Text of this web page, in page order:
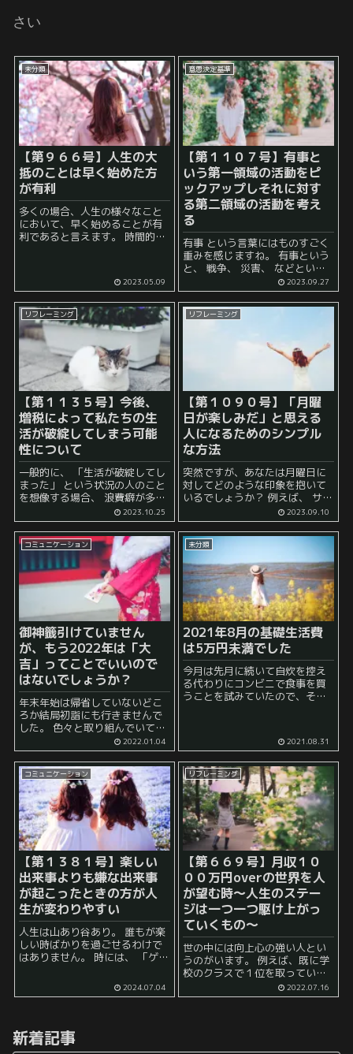
さい
未分類
【第９６６号】人生の大
抵のことは早く始めた方
が有利
多くの場合、人生の様々なこと
において、早く始めることが有
利であると言えます。 時間的な
に対する余裕が生まれ、深く考
えたり、計画を練り直すことが
できます...
2023.05.09
意思決定基準
【第１１０７号】有事と
いう第一領域の活動をピ
ックアップしそれに対す
る第二領域の活動を考え
る
有事 という言葉にはものすごく
重みを感じますね。 有事という
と、 戦争、 災害、 などといっ
が 重要 かつ 緊急 な物事である
ことが多いです。 ...
2023.09.27
リフレーミング
【第１１３５号】今後、
増税によって私たちの生
活が破綻してしまう可能
性について
一般的に、 「生活が破綻してし
まった」 という状況の人のこと
を想像する場合、 浪費癖が多い
ない といった理由が真っ先に思
い浮かぶことでしょう。 そし
て、実際にそのよ...
2023.10.25
リフレーミング
【第１０９０号】「月曜
日が楽しみだ」と思える
人になるためのシンプル
な方法
突然ですが、あなたは月曜日に
対してどのような印象を抱いて
いるでしょうか？ 例えば、 サザ
ように、 日曜の夜は仕事・学校
の事を考えると憂鬱になったり
する人が多いようです。 サザエ
さ...
2023.09.10
コミュニケーション
御神籤引けていません
が、もう2022年は「大
吉」ってことでいいので
はないでしょうか？
年末年始は帰省していないどこ
ろか結局初詣にも行きませんで
した。 色々と取り組んでいて気
がついたらお正月が終わってい
たためです。 ところで何故わざ
わざ寒い中、人混みも多い中、
多くの人が初詣というイベント
に行くのだろうか？ ...
2022.01.04
未分類
2021年8月の基礎生活費
は5万円未満でした
今月は先月に続いて自炊を控え
る代わりにコンビニで食事を買
うことを試みていたので、その
基礎生活費は5万円に満...
2021.08.31
コミュニケーション
【第１３８１号】楽しい
出来事よりも嫌な出来事
が起こったときの方が人
生が変わりやすい
人生は山あり谷あり。 誰もが楽
しい時ばかりを過ごせるわけで
はありません。 時には、 「ゲ
出来事もあるでしょう。 何な
2024.07.04
リフレーミング
【第６６９号】月収１０
００万円overの世界を人
が望む時～人生のステー
ジは一つ一つ駆け上がっ
ていくもの～
世の中には向上心の強い人とい
うのがいます。 例えば、既に学
校のクラスで１位を取っている
のにもかかわらず、 「もっと
○○できるようになりたいんだ
2022.07.16
新着記事